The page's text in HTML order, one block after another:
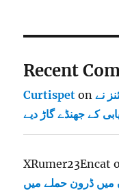
Recent
Curtispet onنے
کے جھنڈے گاڑ دیے
XRumer23Encat
میں ڈرون حملے میں